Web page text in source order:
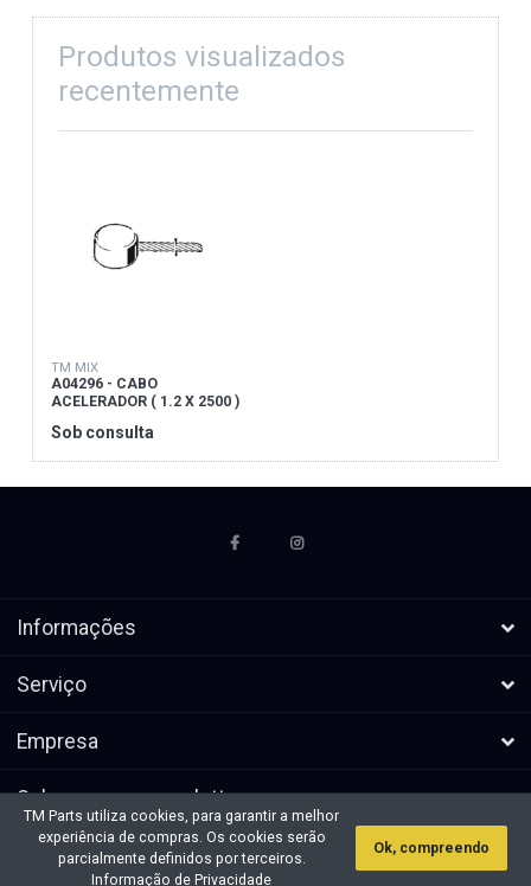
Produtos visualizados
recentemente
TM MIX
A04296 - CABO
ACELERADOR ( 1.2 X 2500 )
Sob consulta
Informações
Serviço
Empresa
Subscrever a newsletters
* Todos os preços excl. IVA, mais
Direitos de autor &cópia; 2026 TM
Parts. Todos os direitos reservados.
TM Parts utiliza cookies, para garantir a melhor
experiência de compras. Os cookies serão
parcialmente definidos por terceiros.
Informação de Privacidade
Ok, compreendo